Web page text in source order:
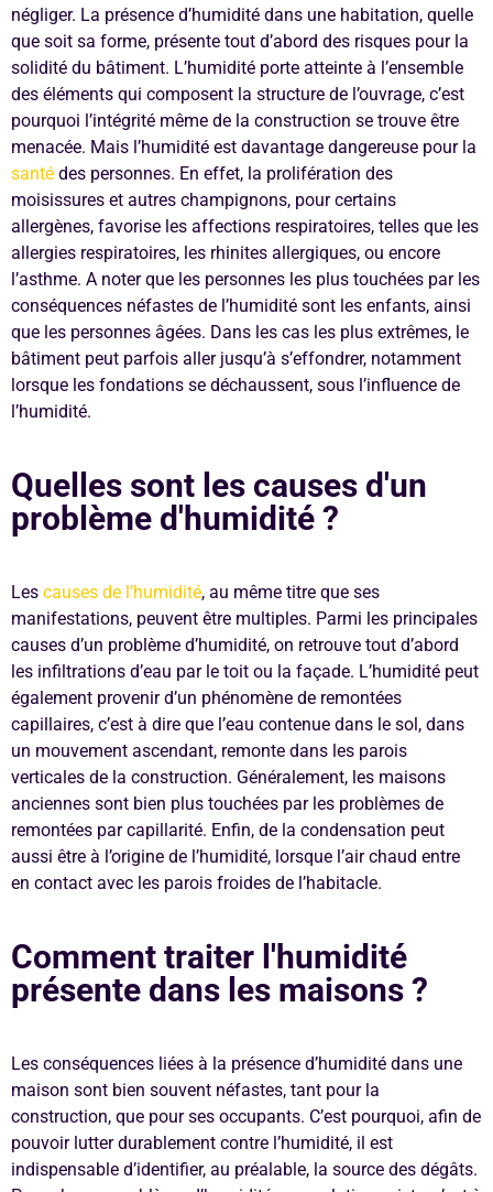
négliger. La présence d’humidité dans une habitation, quelle
que soit sa forme, présente tout d’abord des risques pour la
solidité du bâtiment. L’humidité porte atteinte à l’ensemble
des éléments qui composent la structure de l’ouvrage, c’est
pourquoi l’intégrité même de la construction se trouve être
menacée. Mais l’humidité est davantage dangereuse pour la
santé des personnes. En effet, la prolifération des
moisissures et autres champignons, pour certains
allergènes, favorise les affections respiratoires, telles que les
allergies respiratoires, les rhinites allergiques, ou encore
l’asthme. A noter que les personnes les plus touchées par les
conséquences néfastes de l’humidité sont les enfants, ainsi
que les personnes âgées. Dans les cas les plus extrêmes, le
bâtiment peut parfois aller jusqu’à s’effondrer, notamment
lorsque les fondations se déchaussent, sous l’influence de
l’humidité.
Quelles sont les causes d'un
problème d'humidité ?
Les causes de l’humidité, au même titre que ses
manifestations, peuvent être multiples. Parmi les principales
causes d’un problème d’humidité, on retrouve tout d’abord
les infiltrations d’eau par le toit ou la façade. L’humidité peut
également provenir d’un phénomène de remontées
capillaires, c’est à dire que l’eau contenue dans le sol, dans
un mouvement ascendant, remonte dans les parois
verticales de la construction. Généralement, les maisons
anciennes sont bien plus touchées par les problèmes de
remontées par capillarité. Enfin, de la condensation peut
aussi être à l’origine de l’humidité, lorsque l’air chaud entre
en contact avec les parois froides de l’habitacle.
Comment traiter l'humidité
présente dans les maisons ?
Les conséquences liées à la présence d’humidité dans une
maison sont bien souvent néfastes, tant pour la
construction, que pour ses occupants. C’est pourquoi, afin de
pouvoir lutter durablement contre l’humidité, il est
indispensable d’identifier, au préalable, la source des dégâts.